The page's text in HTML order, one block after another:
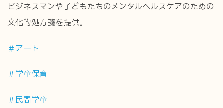
ビジネスマンや子どもたちのメンタルヘルスケアのための
文化的処方箋を提供。
＃アート
＃学童保育
＃民間学童